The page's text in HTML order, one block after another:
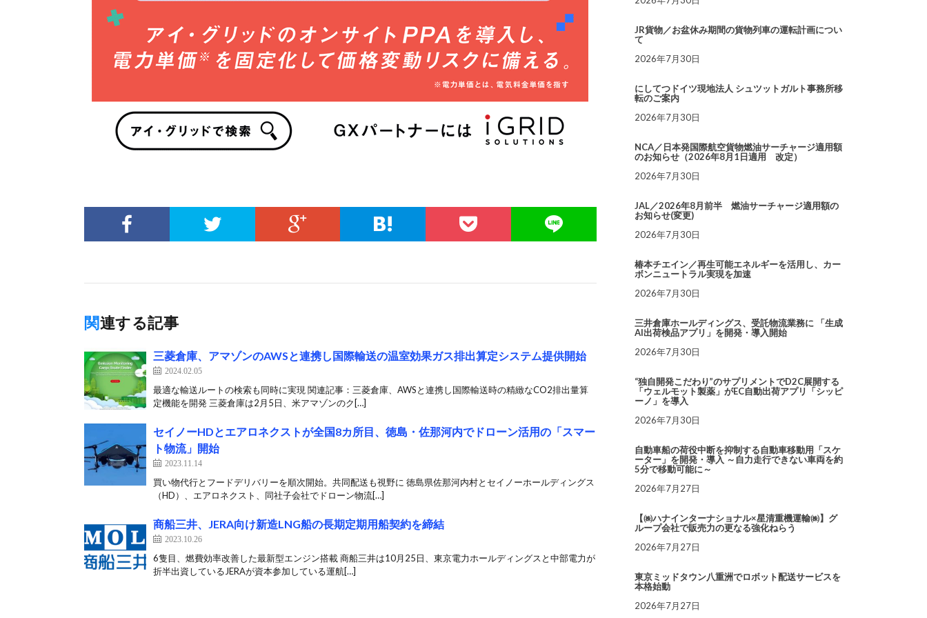
関連する記事
三菱倉庫、アマゾンのAWSと連携し国際輸送の温室効果ガス排出算定システム提供開始
2024.02.05
最適な輸送ルートの検索も同時に実現 関連記事：三菱倉庫、AWSと連携し国際輸送時の精緻なCO2排出量算
定機能を開発 三菱倉庫は2月5日、米アマゾンのク[…]
セイノーHDとエアロネクストが全国8カ所目、徳島・佐那河内でドローン活用の「スマー
ト物流」開始
2023.11.14
買い物代行とフードデリバリーを順次開始。共同配送も視野に 徳島県佐那河内村とセイノーホールディングス
（HD）、エアロネクスト、同社子会社でドローン物流[…]
商船三井、JERA向け新造LNG船の長期定期用船契約を締結
2023.10.26
6隻目、燃費効率改善した最新型エンジン搭載 商船三井は10月25日、東京電力ホールディングスと中部電力が
折半出資しているJERAが資本参加している運航[…]
JR貨物／お盆休み期間の貨物列車の運転計画につい
て
2026年7月30日
にしてつドイツ現地法人 シュツットガルト事務所移
転のご案内
2026年7月30日
NCA／日本発国際航空貨物燃油サーチャージ適用額
のお知らせ（2026年8月1日適用 改定）
2026年7月30日
JAL／2026年8月前半 燃油サーチャージ適用額の
お知らせ(変更)
2026年7月30日
椿本チエイン／再生可能エネルギーを活用し、カー
ボンニュートラル実現を加速
2026年7月30日
三井倉庫ホールディングス、受託物流業務に 「生成
AI出荷検品アプリ」を開発・導入開始
2026年7月30日
“独自開発こだわり”のサプリメントでD2C展開する
「ウェルモット製薬」がEC自動出荷アプリ「シッピ
ーノ」を導入
2026年7月30日
自動車船の荷役中断を抑制する自動車移動用「スケ
ーター」を開発・導入 ～自力走行できない車両を約
5分で移動可能に～
2026年7月27日
【㈱ハナインターナショナル×星清重機運輸㈱】グ
ループ会社で販売力の更なる強化ねらう
2026年7月27日
東京ミッドタウン八重洲でロボット配送サービスを
本格始動
2026年7月27日